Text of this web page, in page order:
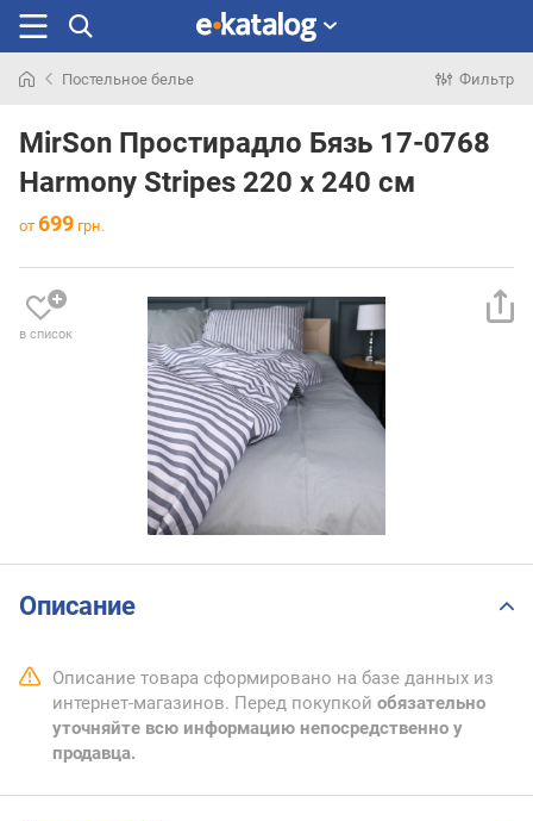
раньше
Постельное белье Фильтр
MirSon Простирадло Бязь 17-0768
Harmony Stripes 220 х 240 см
от 699 грн.
в список
Описание
Описание товара сформировано на базе данных из
интернет-магазинов. Перед покупкой обязательно
уточняйте всю информацию непосредственно у
продавца.